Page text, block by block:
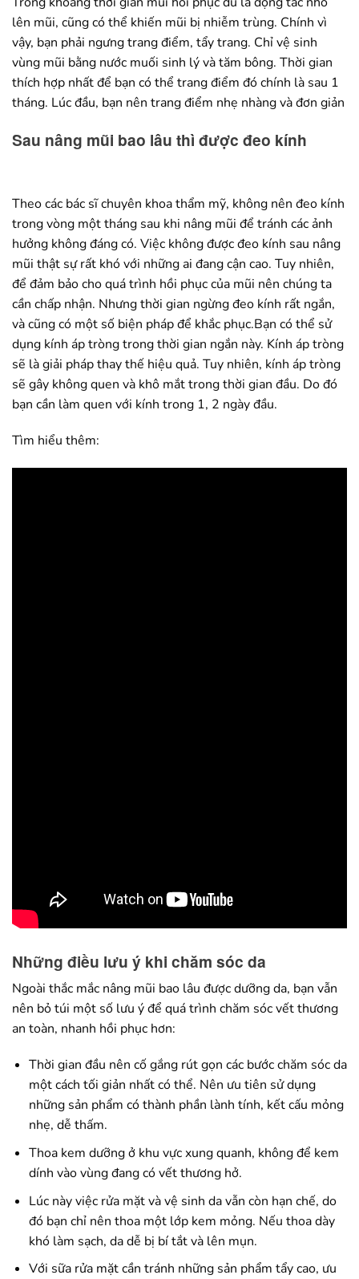
lên mũi, cũng có thể khiến mũi bị nhiễm trùng. Chính vì
vậy, bạn phải ngưng trang điểm, tẩy trang. Chỉ vệ sinh
vùng mũi bằng nước muối sinh lý và tăm bông. Thời gian
thích hợp nhất để bạn có thể trang điểm đó chính là sau 1
tháng. Lúc đầu, bạn nên trang điểm nhẹ nhàng và đơn giản
Sau nâng mũi bao lâu thì được đeo kính
Theo các bác sĩ chuyên khoa thẩm mỹ, không nên đeo kính
trong vòng một tháng sau khi nâng mũi để tránh các ảnh
hưởng không đáng có. Việc không được đeo kính sau nâng
mũi thật sự rất khó với những ai đang cận cao. Tuy nhiên,
để đảm bảo cho quá trình hồi phục của mũi nên chúng ta
cần chấp nhận. Nhưng thời gian ngừng đeo kính rất ngắn,
và cũng có một số biện pháp để khắc phục.Bạn có thể sử
dụng kính áp tròng trong thời gian ngắn này. Kính áp tròng
sẽ là giải pháp thay thế hiệu quả. Tuy nhiên, kính áp tròng
sẽ gây không quen và khô mắt trong thời gian đầu. Do đó
bạn cần làm quen với kính trong 1, 2 ngày đầu.
Tìm hiểu thêm:
Những điều lưu ý khi chăm sóc da
Ngoài thắc mắc nâng mũi bao lâu được dưỡng da, bạn vẫn
nên bỏ túi một số lưu ý để quá trình chăm sóc vết thương
an toàn, nhanh hồi phục hơn:
Thời gian đầu nên cố gắng rút gọn các bước chăm sóc da
một cách tối giản nhất có thể. Nên ưu tiên sử dụng
những sản phẩm có thành phần lành tính, kết cấu mỏng
nhẹ, dễ thấm.
Thoa kem dưỡng ở khu vực xung quanh, không để kem
dính vào vùng đang có vết thương hở.
Lúc này việc rửa mặt và vệ sinh da vẫn còn hạn chế, do
đó bạn chỉ nên thoa một lớp kem mỏng. Nếu thoa dày
khó làm sạch, da dễ bị bí tắt và lên mụn.
Với sữa rửa mặt cần tránh những sản phẩm tẩy cao, ưu